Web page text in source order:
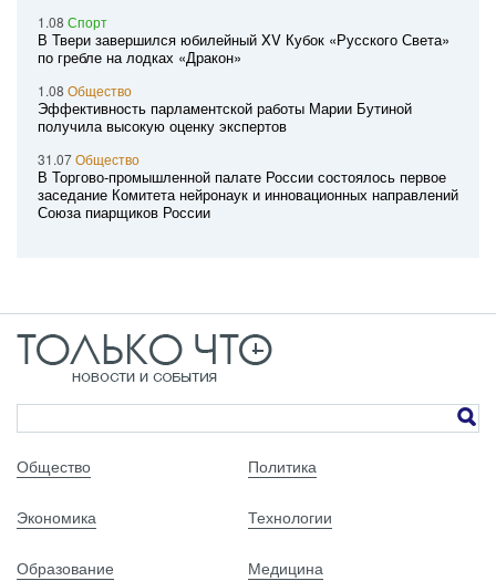
1.08 Спорт
В Твери завершился юбилейный XV Кубок «Русского Света»
по гребле на лодках «Дракон»
1.08 Общество
Эффективность парламентской работы Марии Бутиной
получила высокую оценку экспертов
31.07Общество
В Торгово-промышленной палате России состоялось первое
заседание Комитета нейронаук и инновационных направлений
Союза пиарщиков России
Общество Политика
Экономика Технологии
Образование Медицина